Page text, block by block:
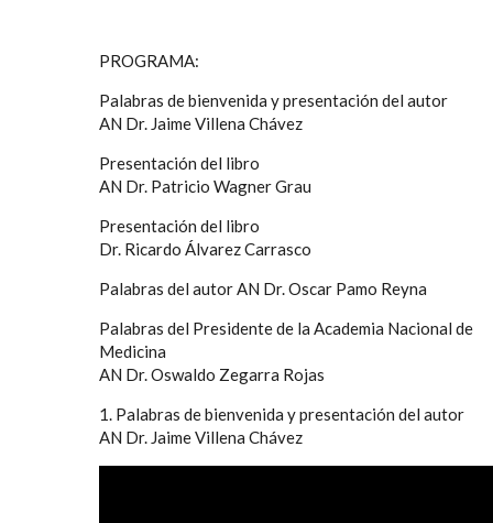
PROGRAMA:
Palabras de bienvenida y presentación del autor
AN Dr. Jaime Villena Chávez
Presentación del libro
AN Dr. Patricio Wagner Grau
Presentación del libro
Dr. Ricardo Álvarez Carrasco
Palabras del autor AN Dr. Oscar Pamo Reyna
Palabras del Presidente de la Academia Nacional de
Medicina
AN Dr. Oswaldo Zegarra Rojas
1. Palabras de bienvenida y presentación del autor
AN Dr. Jaime Villena Chávez